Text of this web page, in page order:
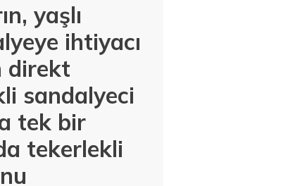
yaşlı
ihtiyacı
direkt
sandalyeci
tek bir
tekerlekli